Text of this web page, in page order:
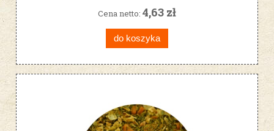
Cena netto: 4,63 zł
do koszyka